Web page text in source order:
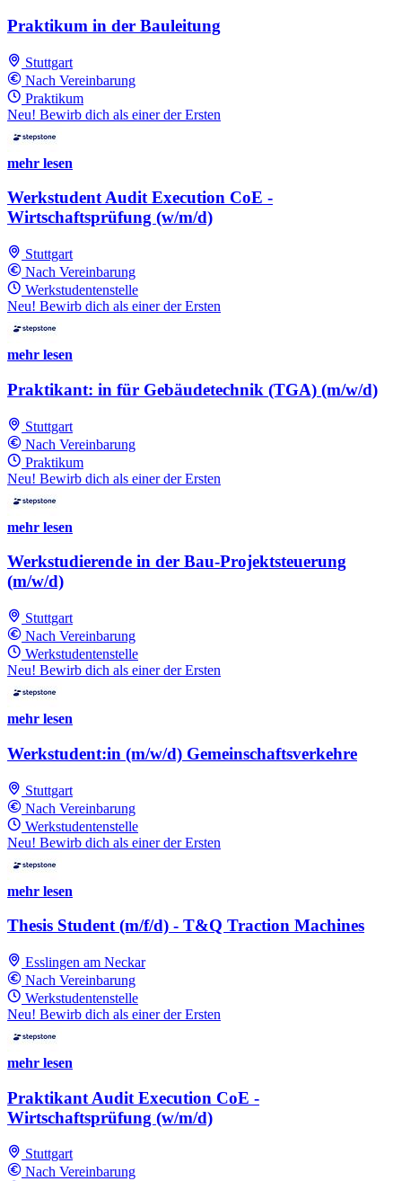
Praktikum in der Bauleitung
Stuttgart
Nach Vereinbarung
Praktikum
Neu! Bewirb dich als einer der Ersten
mehr lesen
Werkstudent Audit Execution CoE -
Wirtschaftsprüfung (w/m/d)
Stuttgart
Nach Vereinbarung
Werkstudentenstelle
Neu! Bewirb dich als einer der Ersten
mehr lesen
Praktikant: in für Gebäudetechnik (TGA) (m/w/d)
Stuttgart
Nach Vereinbarung
Praktikum
Neu! Bewirb dich als einer der Ersten
mehr lesen
Werkstudierende in der Bau-Projektsteuerung
(m/w/d)
Stuttgart
Nach Vereinbarung
Werkstudentenstelle
Neu! Bewirb dich als einer der Ersten
mehr lesen
Werkstudent:in (m/w/d) Gemeinschaftsverkehre
Stuttgart
Nach Vereinbarung
Werkstudentenstelle
Neu! Bewirb dich als einer der Ersten
mehr lesen
Thesis Student (m/f/d) - T&Q Traction Machines
Esslingen am Neckar
Nach Vereinbarung
Werkstudentenstelle
Neu! Bewirb dich als einer der Ersten
mehr lesen
Praktikant Audit Execution CoE -
Wirtschaftsprüfung (w/m/d)
Stuttgart
Nach Vereinbarung